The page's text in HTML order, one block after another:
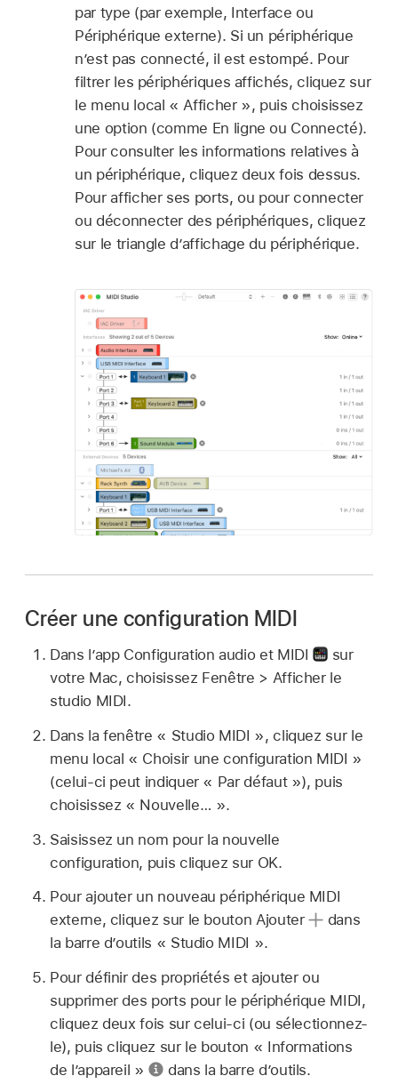
par type (par exemple, Interface ou
Périphérique externe). Si un périphérique
n’est pas connecté, il est estompé. Pour
filtrer les périphériques affichés, cliquez sur
le menu local « Afficher », puis choisissez
une option (comme En ligne ou Connecté).
Pour consulter les informations relatives à
un périphérique, cliquez deux fois dessus.
Pour afficher ses ports, ou pour connecter
ou déconnecter des périphériques, cliquez
sur le triangle d’affichage du périphérique.
Créer une configuration MIDI
Dans l’app Configuration audio et MIDI
sur
votre Mac, choisissez Fenêtre > Afficher le
studio MIDI.
Dans la fenêtre « Studio MIDI », cliquez sur le
menu local « Choisir une configuration MIDI »
(celui-ci peut indiquer « Par défaut »), puis
choisissez « Nouvelle… ».
Saisissez un nom pour la nouvelle
configuration, puis cliquez sur OK.
Pour ajouter un nouveau périphérique MIDI
externe, cliquez sur le bouton Ajouter
dans
la barre d’outils « Studio MIDI ».
Pour définir des propriétés et ajouter ou
supprimer des ports pour le périphérique MIDI,
cliquez deux fois sur celui-ci (ou sélectionnez-
le), puis cliquez sur le bouton « Informations
de l’appareil »
dans la barre d’outils.